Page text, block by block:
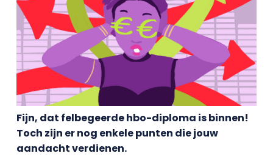
Fijn, dat felbegeerde hbo-diploma is binnen!
Toch zijn er nog enkele punten die jouw
aandacht verdienen.